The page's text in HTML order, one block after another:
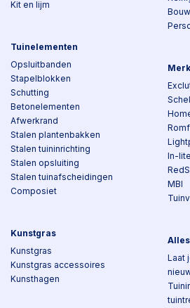
Kit en lijm
Tuinelementen
Opsluitbanden
Stapelblokken
Schutting
Betonelementen
Afwerkrand
Stalen plantenbakken
Stalen tuininrichting
Stalen opsluiting
Stalen tuinafscheidingen
Composiet
Kunstgras
Kunstgras
Kunstgras accessoires
Kunsthagen
In-lite
MBI
Laat